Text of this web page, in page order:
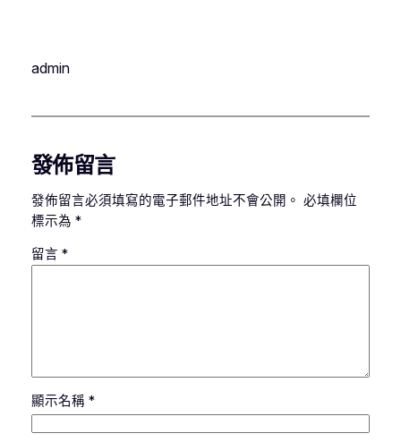
admin
發佈留言
發佈留言必須填寫的電子郵件地址不會公開。 必填欄位
標示為 *
留言 *
顯示名稱 *